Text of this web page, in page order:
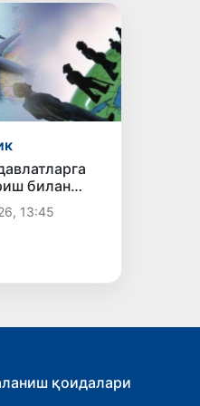
билан
фош этилди
13:45
қоидалари